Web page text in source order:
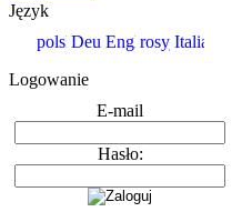
Język
Logowanie
E-mail
Hasło: